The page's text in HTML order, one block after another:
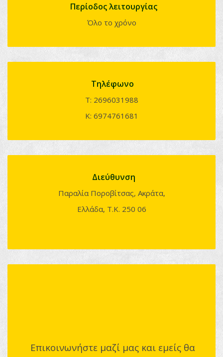
Περίοδος λειτουργίας
Όλο το χρόνο
Τηλέφωνο
Τ: 2696031988
Κ: 6974761681
Διεύθυνση
Παραλία Ποροβίτσας, Ακράτα,
Ελλάδα, Τ.Κ. 250 06
Επικοινωνήστε μαζί μας και εμείς θα